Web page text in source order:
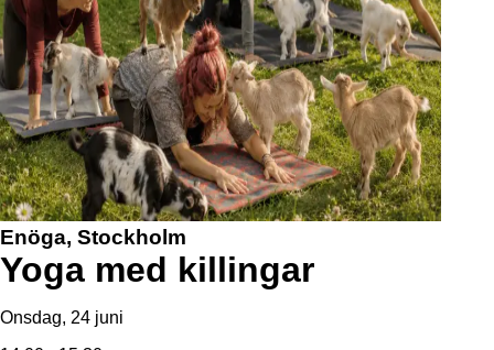
Enöga, Stockholm
Yoga med killingar
Onsdag, 24 juni